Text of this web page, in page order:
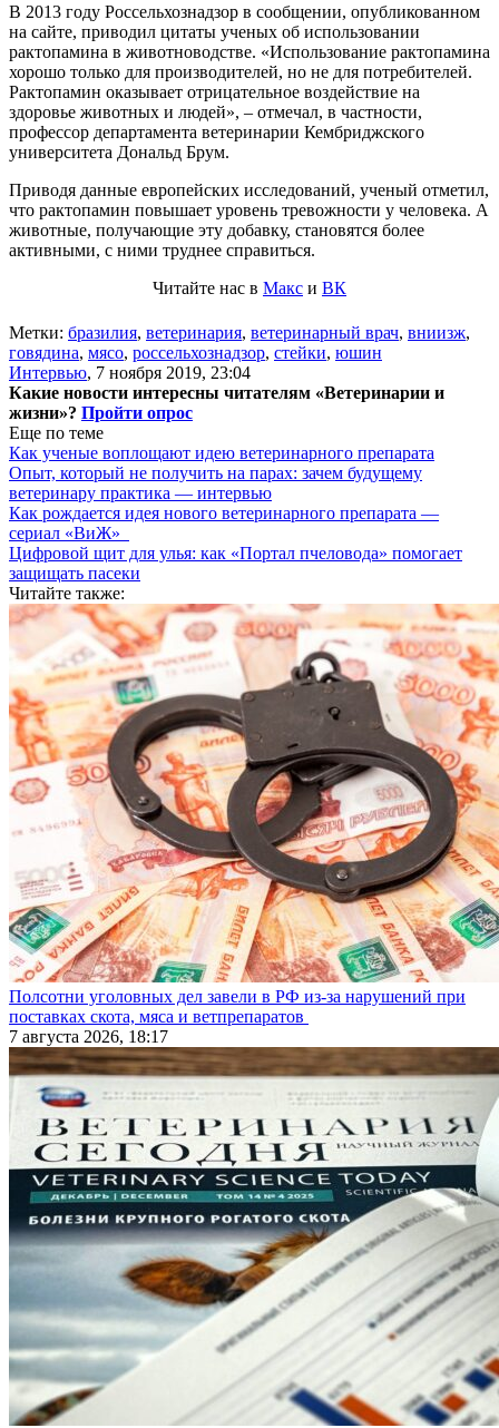
В 2013 году Россельхознадзор в сообщении, опубликованном
на сайте, приводил цитаты ученых об использовании
рактопамина в животноводстве. «Использование рактопамина
хорошо только для производителей, но не для потребителей.
Рактопамин оказывает отрицательное воздействие на
здоровье животных и людей», – отмечал, в частности,
профессор департамента ветеринарии Кембриджского
университета Дональд Брум.
Приводя данные европейских исследований, ученый отметил,
что рактопамин повышает уровень тревожности у человека. А
животные, получающие эту добавку, становятся более
активными, с ними труднее справиться.
Читайте нас в Макс и ВК
Метки: бразилия, ветеринария, ветеринарный врач, вниизж,
говядина, мясо, россельхознадзор, стейки, юшин
Интервью, 7 ноября 2019, 23:04
Какие новости интересны читателям «Ветеринарии и
жизни»? Пройти опрос
Еще по теме
Как ученые воплощают идею ветеринарного препарата
Опыт, который не получить на парах: зачем будущему
ветеринару практика — интервью
Как рождается идея нового ветеринарного препарата —
сериал «ВиЖ»
Цифровой щит для улья: как «Портал пчеловода» помогает
защищать пасеки
Читайте также:
Полсотни уголовных дел завели в РФ из-за нарушений при
поставках скота, мяса и ветпрепаратов
7 августа 2026, 18:17